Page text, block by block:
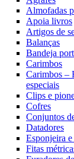
Almofadas
Apoia livros
Artigos de
Balanças
Bandeja
Carimbos
Carimbos –
especiais
Clips e
Cofres
Conjuntos
Datadores
Esponjeira e
Fitas